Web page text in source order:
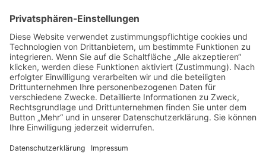
FacebookInstagramLinkedInYouTube
Spenden
Impressum